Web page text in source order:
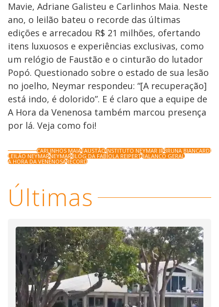
Mavie, Adriane Galisteu e Carlinhos Maia. Neste
ano, o leilão bateu o recorde das últimas
edições e arrecadou R$ 21 milhões, ofertando
itens luxuosos e experiências exclusivas, como
um relógio de Faustão e o cinturão do lutador
Popó. Questionado sobre o estado de sua lesão
no joelho, Neymar respondeu: “[A recuperação]
está indo, é dolorido”. E é claro que a equipe de
A Hora da Venenosa também marcou presença
por lá. Veja como foi!
CARLINHOS MAIAFAUSTÃOINSTITUTO NEYMAR JRBRUNA BIANCARDI
LEILÃO NEYMARNEYMARBLOG DA FABÍOLA REIPERTBALANCO GERAL
A HORA DA VENENOSARECORD
Últimas